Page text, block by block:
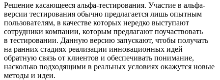
Решение касающееся альфа-тестирования. Участие в альфа-
версии тестирования обычно предлагается лишь опытным
пользователям, в качестве которых нередко выступают
сотрудники компании, которым предлагают поучаствовать
в тестировании. Данную версию запускают, чтобы получать
на ранних стадиях реализации инновационных идей
обратную связь от клиентов и обеспечивать понимание,
насколько подходящими в реальных условиях окажутся новые
методы и идеи.